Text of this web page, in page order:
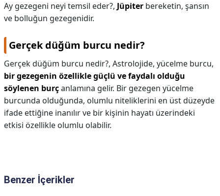
Ay gezegeni neyi temsil eder?, Jüpiter bereketin, şansın
ve bolluğun gezegenidir.
Gerçek düğüm burcu nedir?
Gerçek düğüm burcu nedir?, Astrolojide, yücelme burcu,
bir gezegenin özellikle güçlü ve faydalı olduğu
söylenen burçanlamına gelir. Bir gezegen yücelme
burcunda olduğunda, olumlu niteliklerini en üst düzeyde
ifade ettiğine inanılır ve bir kişinin hayatı üzerindeki
etkisi özellikle olumlu olabilir.
Benzer İçerikler